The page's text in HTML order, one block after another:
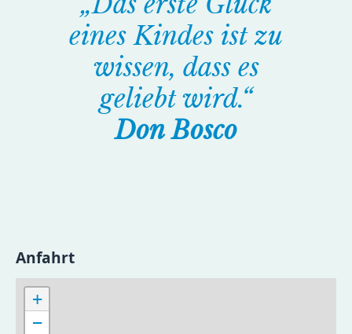
eines Kindes ist zu
wissen, dass es
geliebt wird.“
Don Bosco
Anfahrt
+
−